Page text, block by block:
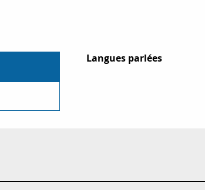
Langues parlées
Langues parlées